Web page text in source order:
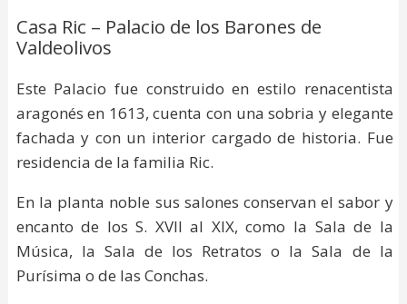
Casa Ric – Palacio de los Barones de
Valdeolivos
Este Palacio fue construido en estilo renacentista
aragonés en 1613, cuenta con una sobria y elegante
fachada y con un interior cargado de historia. Fue
residencia de la familia Ric.
En la planta noble sus salones conservan el sabor y
encanto de los S. XVII al XIX, como la Sala de la
Música, la Sala de los Retratos o la Sala de la
Purísima o de las Conchas.